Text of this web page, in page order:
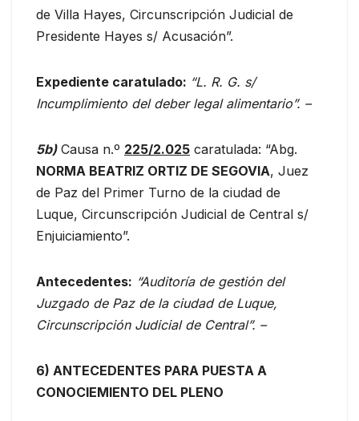
de Villa Hayes, Circunscripción Judicial de
Presidente Hayes s/ Acusación”.
Expediente caratulado: “L. R. G. s/
Incumplimiento del deber legal alimentario”. –
5b)Causa n.º 225/2.025 caratulada: “Abg.
NORMA BEATRIZ ORTIZ DE SEGOVIA, Juez
de Paz del Primer Turno de la ciudad de
Luque, Circunscripción Judicial de Central s/
Enjuiciamiento”.
Antecedentes: “Auditoría de gestión del
Juzgado de Paz de la ciudad de Luque,
Circunscripción Judicial de Central”. –
6) ANTECEDENTES PARA PUESTA A
CONOCIEMIENTO DEL PLENO